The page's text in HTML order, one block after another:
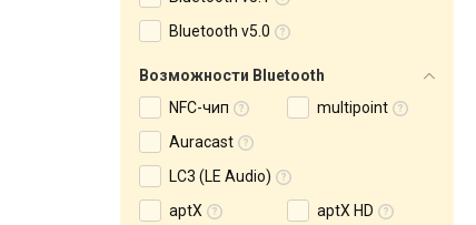
Bluetooth v5.0
Возможности Bluetooth
NFC-чип
multipoint
Auracast
LC3 (LE Audio)
aptX
aptX HD